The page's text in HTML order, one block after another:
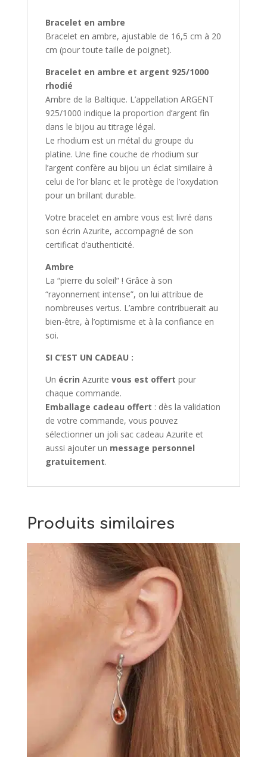
Bracelet en ambre
Bracelet en ambre, ajustable de 16,5 cm à 20
cm (pour toute taille de poignet).
Bracelet en ambre et argent 925/1000
rhodié
Ambre de la Baltique. L’appellation ARGENT
925/1000 indique la proportion d’argent fin
dans le bijou au titrage légal.
Le rhodium est un métal du groupe du
platine. Une fine couche de rhodium sur
l’argent confère au bijou un éclat similaire à
celui de l’or blanc et le protège de l’oxydation
pour un brillant durable.
Votre bracelet en ambre vous est livré dans
son écrin Azurite, accompagné de son
certificat d’authenticité.
Ambre
La “pierre du soleil” ! Grâce à son
“rayonnement intense”, on lui attribue de
nombreuses vertus. L’ambre contribuerait au
bien-être, à l’optimisme et à la confiance en
soi.
SI C’EST UN CADEAU :
Un écrin Azurite vous est offert pour
chaque commande.
Emballage cadeau offert : dès la validation
de votre commande, vous pouvez
sélectionner un joli sac cadeau Azurite et
aussi ajouter un message personnel
gratuitement.
Produits similaires